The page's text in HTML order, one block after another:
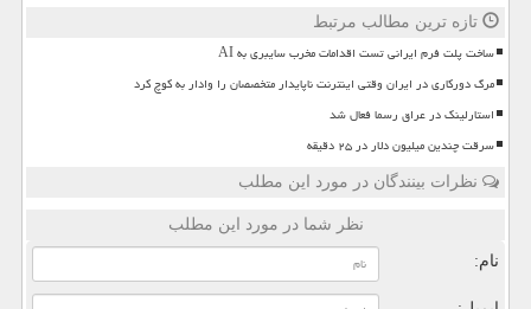
تازه ترین مطالب مرتبط
ساخت پلت فرم ایرانی تست اقدامات مخرب سایبری به AI
مرگ دورکاری در ایران وقتی اینترنت ناپایدار متخصصان را وادار به کوچ کرد
استارلینک در عراق رسما فعال شد
سرقت چندین میلیون دلار در ۲۵ دقیقه
نظرات بینندگان در مورد این مطلب
نظر شما در مورد این مطلب
نام: